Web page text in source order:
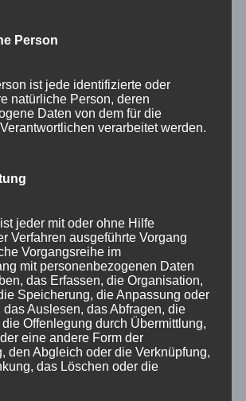
Person
ist jede identifizierte oder
natürliche Person, deren
Daten von dem für die
verarbeitet werden.
jeder mit oder ohne Hilfe
Verfahren ausgeführte Vorgang
Vorgangsreihe im
mit personenbezogenen Daten
das Erfassen, die Organisation,
Speicherung, die Anpassung oder
das Auslesen, das Abfragen, die
Offenlegung durch Übermittlung,
eine andere Form der
den Abgleich oder die Verknüpfung,
das Löschen oder die